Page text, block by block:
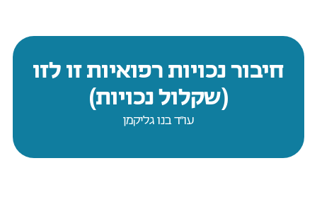
חיבור נכויות רפואיות זו לזו
(שקלול נכויות)
עו״ד בנו גליקמן